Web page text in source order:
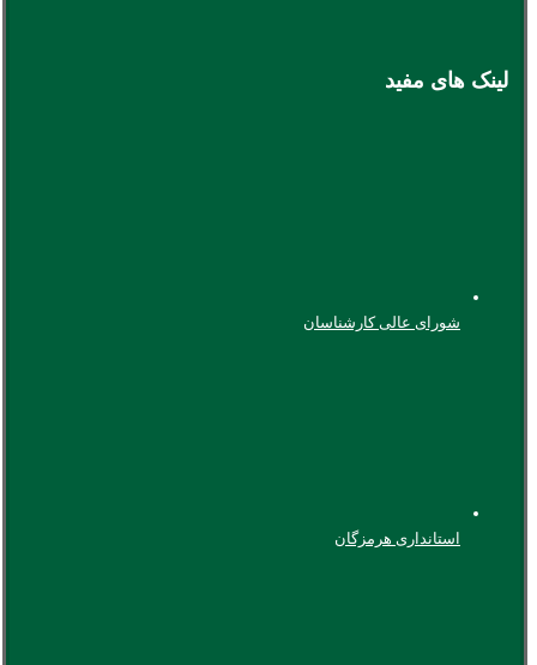
لینک های مفید
شورای عالی کارشناسان
استانداری هرمزگان